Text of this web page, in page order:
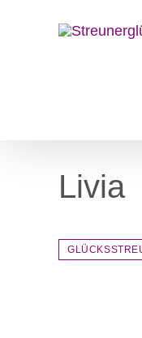
Livia